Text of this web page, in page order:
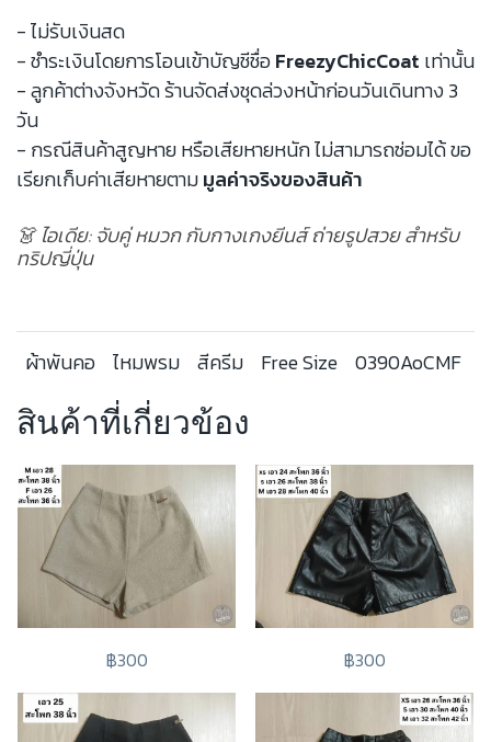
- ไม่รับเงินสด
- ชำระเงินโดยการโอนเข้าบัญชีชื่อFreezyChicCoat เท่านั้น
- ลูกค้าต่างจังหวัด ร้านจัดส่งชุดล่วงหน้าก่อนวันเดินทาง 3
วัน
- กรณีสินค้าสูญหาย หรือเสียหายหนัก ไม่สามารถซ่อมได้ ขอ
เรียกเก็บค่าเสียหายตามมูลค่าจริงของสินค้า
👗 ไอเดีย: จับคู่ หมวก กับกางเกงยีนส์ ถ่ายรูปสวย สำหรับ
ทริปญี่ปุ่น
ผ้าพันคอ ไหมพรม สีครีม Free Size 0390AoCMF
สินค้าที่เกี่ยวข้อง
฿300 ฿300